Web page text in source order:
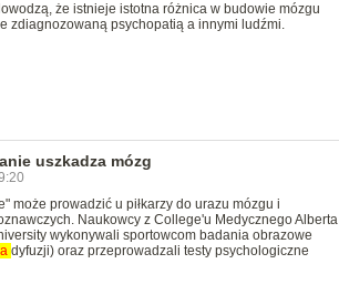
że istnieje istotna różnica w budowie mózgu
zdiagnozowaną psychopatią a innymi ludźmi.
uszkadza mózg
może prowadzić u piłkarzy do urazu mózgu i
Naukowcy z College'u Medycznego Alberta
wykonywali sportowcom badania obrazowe
dyfuzji) oraz przeprowadzali testy psychologiczne